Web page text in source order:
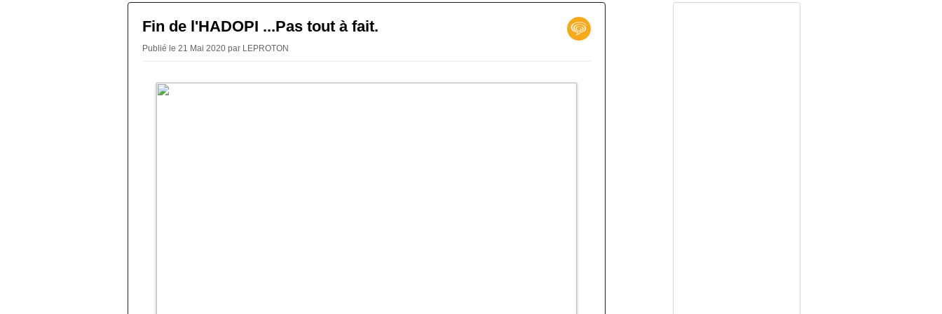
Fin de l'HADOPI ...Pas tout à fait.
Publié le 21 Mai 2020 par LEPROTON